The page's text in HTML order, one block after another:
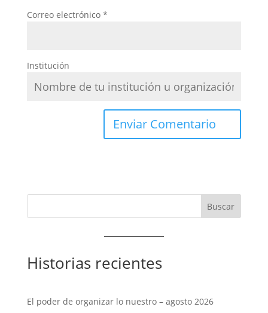
Correo electrónico *
Institución
Historias recientes
El poder de organizar lo nuestro – agosto 2026